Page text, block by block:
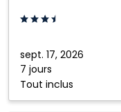
sept. 17, 2026
7 jours
Tout inclus
Beach
Resort
Spa:
Puerto
Plata,
République